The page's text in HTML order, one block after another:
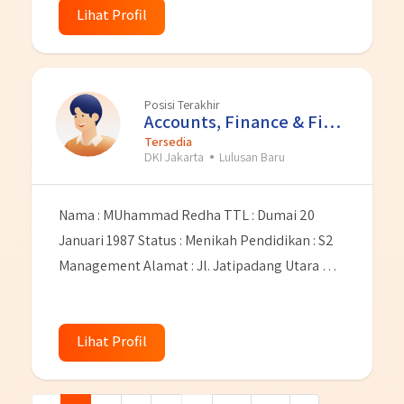
umum,berbahasa inggris. Dan sebelumnya
mempunya pengalaman kerja dari salah satu
perusahaan BUMN yaitu PT BANK RAKYAT
INDONESIA Tbk sebagai Pemagangn Briliant
Internship tahun 2020-2022.Saya juga
memiliki sebuah kutipan yang dijadikan sebgai
pedoman hidup yakni “JANGAN PERNAH
Lihat Profil
Posisi Terakhir
Accounts, Finance & Financial
Tersedia
DKI Jakarta
Lulusan Baru
Nama : MUhammad Redha TTL : Dumai 20
Januari 1987 Status : Menikah Pendidikan : S2
Management Alamat : Jl. Jatipadang Utara No.
Muhammad.redha1987@yahoo.com
memulai karir dari tahun 2012 pernah bekerja
Lihat Profil